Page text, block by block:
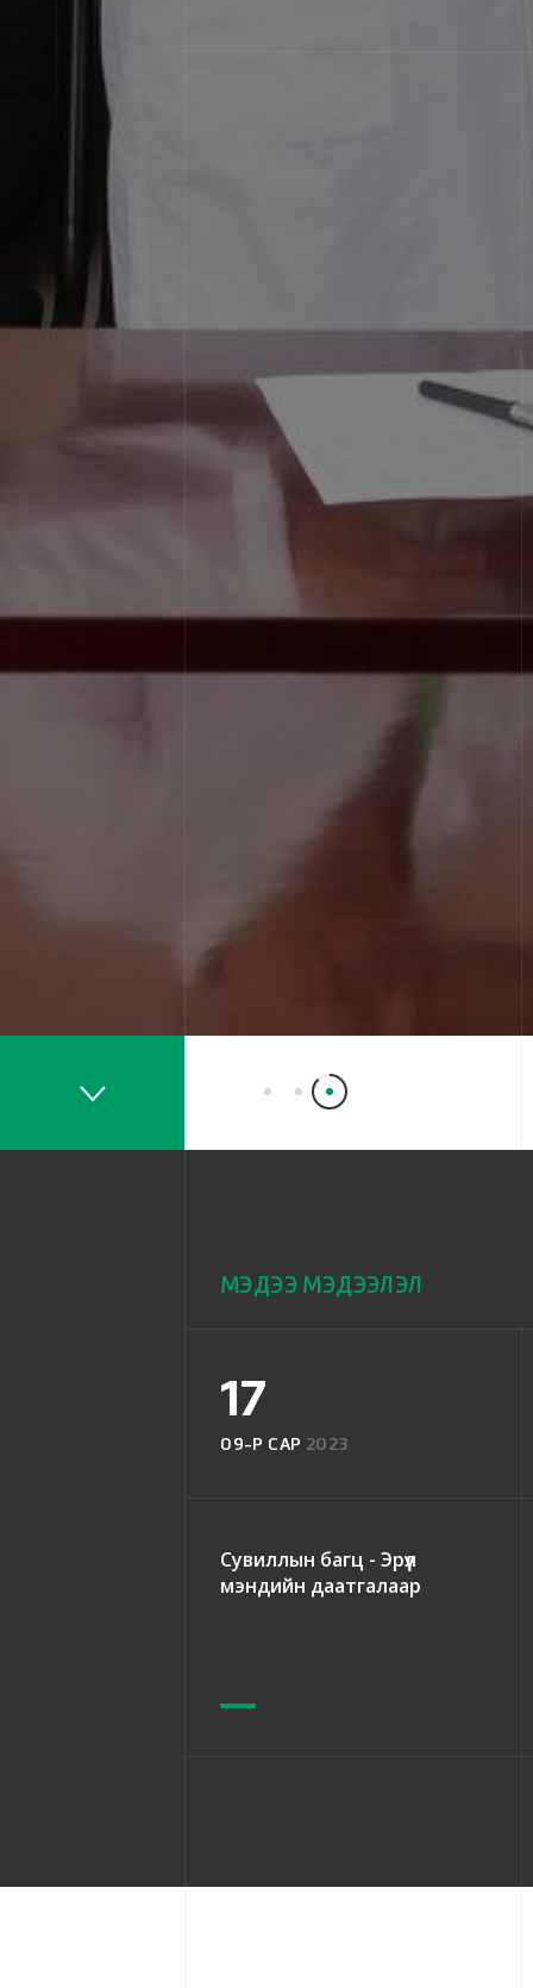
МЭДЭЭ МЭДЭЭЛЭЛ
17
09-Р САР 2023
Сувиллын багц - Эрүүл
мэндийн даатгалаар